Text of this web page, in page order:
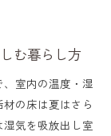
魅力と特徴
む暮らし方
室内の温度・湿
の床は夏はさら
気を吸放出し室